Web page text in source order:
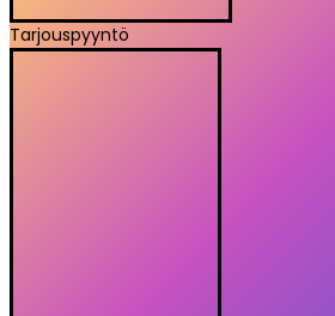
Tarjouspyyntö